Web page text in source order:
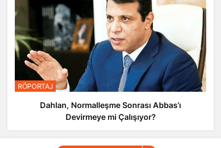
RÖPORTAJ
Dahlan, Normalleşme Sonrası Abbas’ı
Devirmeye mi Çalışıyor?